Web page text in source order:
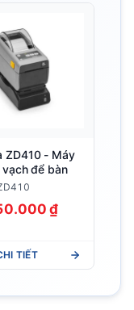
ZD410 - Máy
vạch để bàn
₫
TIẾT